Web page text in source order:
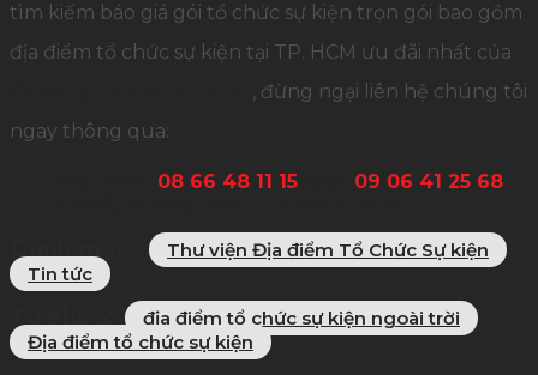
tìm kiếm báo giá gói tổ chức sự kiện trọn gói bao gồm
địa điểm tổ chức sự kiện tại TP. HCM ưu đãi nhất của
, đừng ngại liên hệ chúng tôi
ngay thông qua:
08 66 48 11 15
09 06 41 25 68
Thư viện Địa điểm Tổ Chức Sự kiện
Tin tức
địa điểm tổ chức sự kiện ngoài trời
Địa điểm tổ chức sự kiện